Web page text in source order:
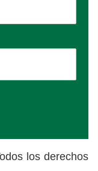
los derechos